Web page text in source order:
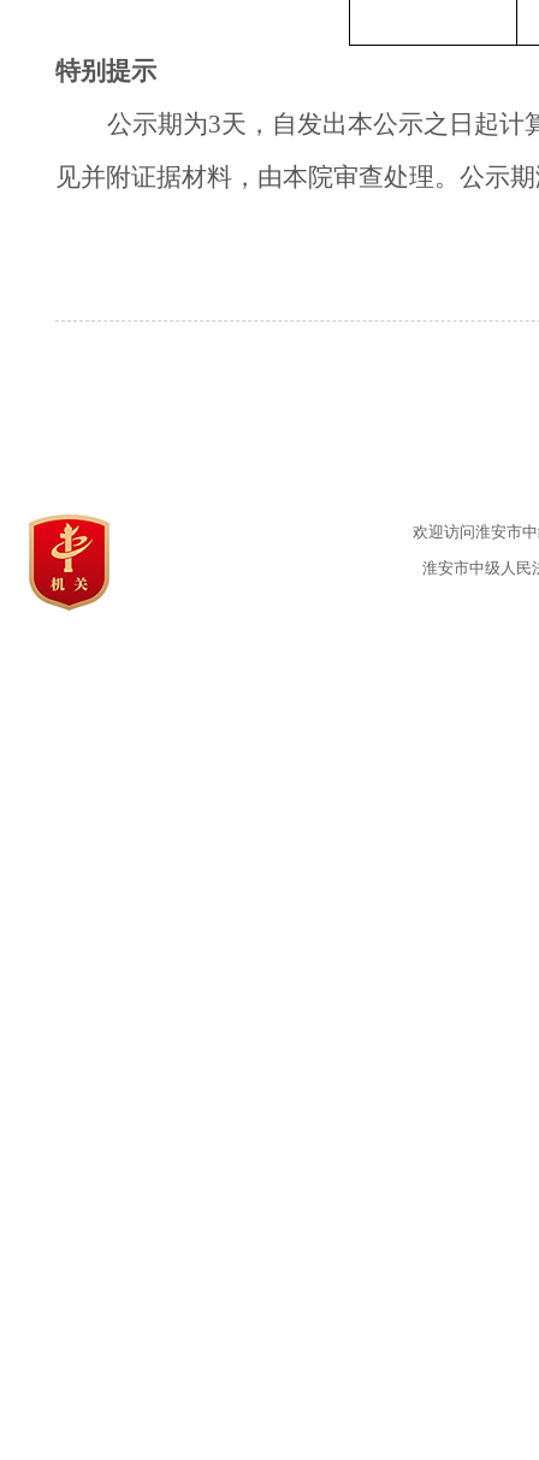
特别提示
公示期为3天，自发出本公示之日起
见并附证据材料，由本院审查处理。公示
欢迎访问淮安市
淮安市中级人